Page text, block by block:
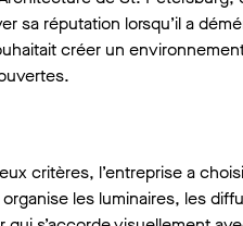
sa réputation lorsqu’il a
créer un
critères, l’entreprise a
les luminaires, les